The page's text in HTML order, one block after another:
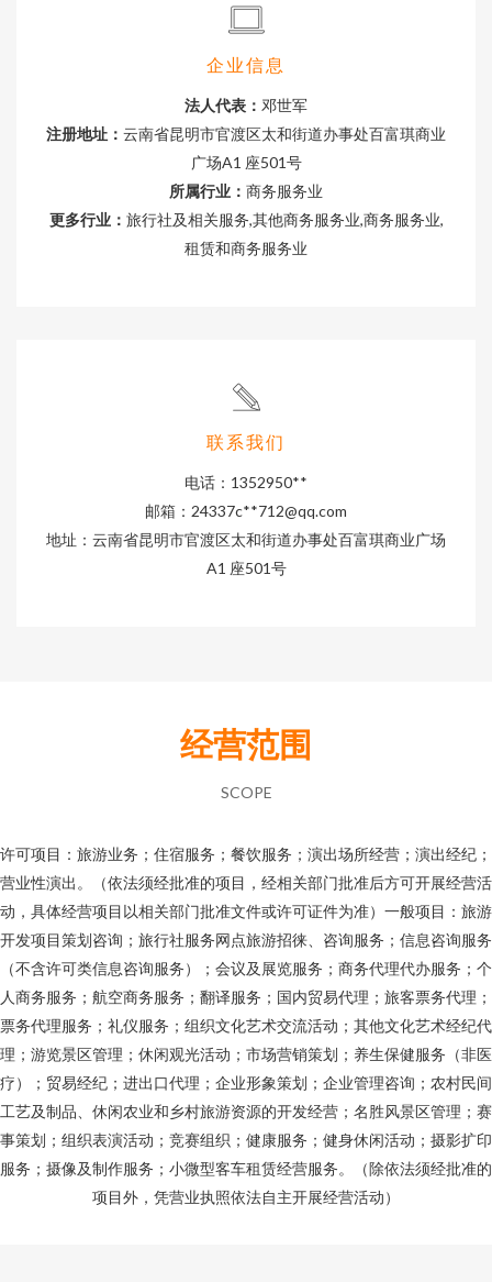
企业信息
法人代表： 邓世军
注册地址： 云南省昆明市官渡区太和街道办事处百富琪商业
广场A1 座501号
所属行业： 商务服务业
更多行业： 旅行社及相关服务,其他商务服务业,商务服务业,
租赁和商务服务业
联系我们
电话：1352950**
邮箱：24337c**712@qq.com
地址：云南省昆明市官渡区太和街道办事处百富琪商业广场
A1 座501号
经营范围
SCOPE
许可项目：旅游业务；住宿服务；餐饮服务；演出场所经营；演出经纪；
营业性演出。（依法须经批准的项目，经相关部门批准后方可开展经营活
动，具体经营项目以相关部门批准文件或许可证件为准）一般项目：旅游
开发项目策划咨询；旅行社服务网点旅游招徕、咨询服务；信息咨询服务
（不含许可类信息咨询服务）；会议及展览服务；商务代理代办服务；个
人商务服务；航空商务服务；翻译服务；国内贸易代理；旅客票务代理；
票务代理服务；礼仪服务；组织文化艺术交流活动；其他文化艺术经纪代
理；游览景区管理；休闲观光活动；市场营销策划；养生保健服务（非医
疗）；贸易经纪；进出口代理；企业形象策划；企业管理咨询；农村民间
工艺及制品、休闲农业和乡村旅游资源的开发经营；名胜风景区管理；赛
事策划；组织表演活动；竞赛组织；健康服务；健身休闲活动；摄影扩印
服务；摄像及制作服务；小微型客车租赁经营服务。（除依法须经批准的
项目外，凭营业执照依法自主开展经营活动）